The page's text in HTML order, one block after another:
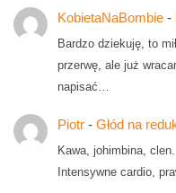
KobietaNaBombie-
Bardzo dziekuję, to
przerwę, ale już
napisać…
Piotr- Głód na
Kawa, johimbina,
Intensywne cardio,